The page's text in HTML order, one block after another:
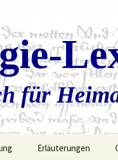
für
Erläuterungen